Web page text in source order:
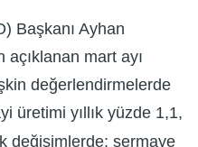
Başkanı Ayhan
mart ayı
değerlendirmelerde
üretimi yıllık yüzde 1,1,
değişimlerde; sermaye